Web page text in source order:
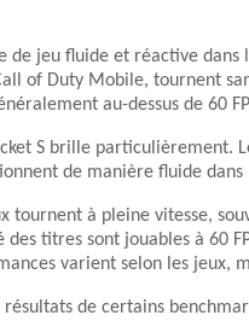
de jeu fluide et réactive
of Duty Mobile, tournent
au-dessus de 60
S brille particulièrement.
de manière fluide
tournent à pleine vitesse,
titres sont jouables à 60
varient selon les
de certains